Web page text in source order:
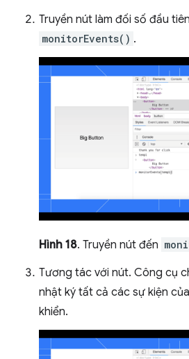
Truyền nút làm đối số đầu
monitorEvents() .
Hình 18. Truyền nút đến
Tương tác với nút. Công cụ
nhật ký tất cả các sự kiện
khiển.